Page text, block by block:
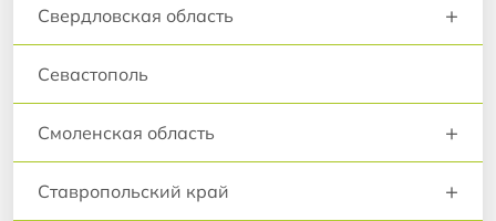
Свердловская область +
Севастополь
Смоленская область +
Ставропольский край +